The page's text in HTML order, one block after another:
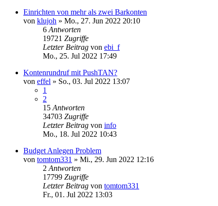
Einrichten von mehr als zwei Barkonten
von klujoh » Mo., 27. Jun 2022 20:10
6 Antworten
19721 Zugriffe
Letzter Beitrag von ebi_f
Mo., 25. Jul 2022 17:49
Kontenrundruf mit PushTAN?
von effel » So., 03. Jul 2022 13:07
1
2
15 Antworten
34703 Zugriffe
Letzter Beitrag von info
Mo., 18. Jul 2022 10:43
Budget Anlegen Problem
von tomtom331 » Mi., 29. Jun 2022 12:16
2 Antworten
17799 Zugriffe
Letzter Beitrag von tomtom331
Fr., 01. Jul 2022 13:03